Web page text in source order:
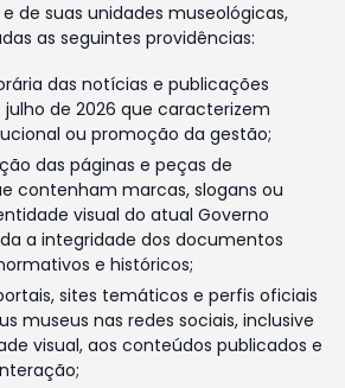
de suas unidades museológicas,
as seguintes providências:
das notícias e publicações
de 2026 que caracterizem
ou promoção da gestão;
das páginas e peças de
contenham marcas, slogans ou
visual do atual Governo
a integridade dos documentos
e históricos;
sites temáticos e perfis oficiais
museus nas redes sociais, inclusive
visual, aos conteúdos publicados e